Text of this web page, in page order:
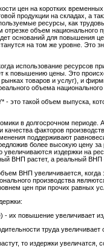
цен на коротких
продукции на складах, а
ресурсы, как
отрезке объем
оснований для повышения
на том же уровне. Это
использование ресурсов
к повышению цены. Это
товаров и услуг), и
объема национального
- это такой объем выпуска,
в долгосрочном
факторов
поддерживают
более высокую цену
увеличиваются издержки на
ВНП растет, а реальный ВНП
ВНП увеличивается,
производства
цен при прочих равных
повышение увеличивает
труда
то издержки увеличатся,